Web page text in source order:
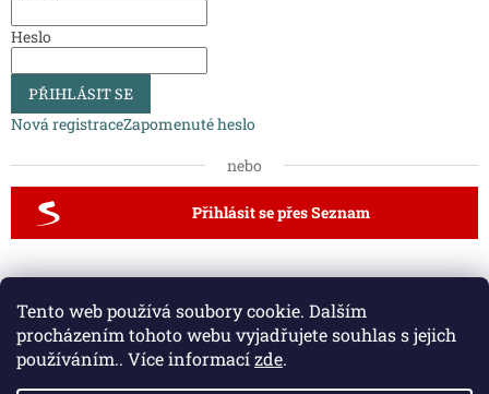
Tento web používá soubory cookie. Dalším
procházením tohoto webu vyjadřujete souhlas s jejich
používáním.. Více informacízde.
Heslo
PŘIHLÁSIT SE
Nová registraceZapomenuté heslo
nebo
Přihlásit se přes Seznam
Půdní schody a zábradlí